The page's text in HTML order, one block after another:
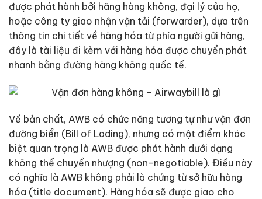
được phát hành bởi hãng hàng không, đại lý của họ,
hoặc công ty giao nhận vận tải (forwarder), dựa trên
thông tin chi tiết về hàng hóa từ phía người gửi hàng,
đây là tài liệu đi kèm với hàng hóa được chuyển phát
nhanh bằng đường hàng không quốc tế.
Về bản chất, AWB có chức năng tương tự như vận đơn
đường biển (Bill of Lading), nhưng có một điểm khác
biệt quan trọng là AWB được phát hành dưới dạng
không thể chuyển nhượng (non-negotiable). Điều này
có nghĩa là AWB không phải là chứng từ sở hữu hàng
hóa (title document). Hàng hóa sẽ được giao cho